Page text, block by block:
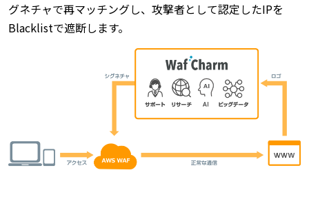
グネチャで再マッチングし、攻撃者として認定したIPを
Blacklistで遮断します。